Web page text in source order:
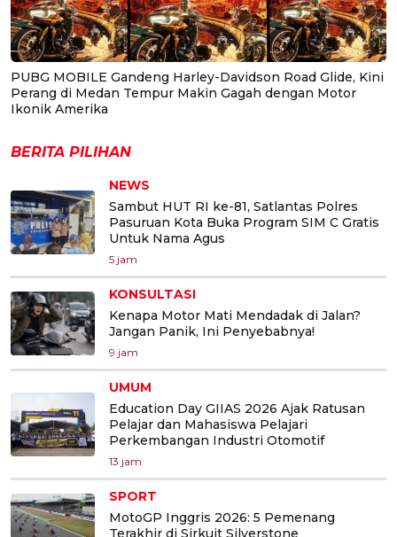
PUBG MOBILE Gandeng Harley-Davidson Road Glide, Kini
Perang di Medan Tempur Makin Gagah dengan Motor
Ikonik Amerika
BERITA PILIHAN
NEWS
Sambut HUT RI ke-81, Satlantas Polres
Pasuruan Kota Buka Program SIM C Gratis
Untuk Nama Agus
5 jam
KONSULTASI
Kenapa Motor Mati Mendadak di Jalan?
Jangan Panik, Ini Penyebabnya!
9 jam
UMUM
Education Day GIIAS 2026 Ajak Ratusan
Pelajar dan Mahasiswa Pelajari
Perkembangan Industri Otomotif
13 jam
SPORT
MotoGP Inggris 2026: 5 Pemenang
Terakhir di Sirkuit Silverstone